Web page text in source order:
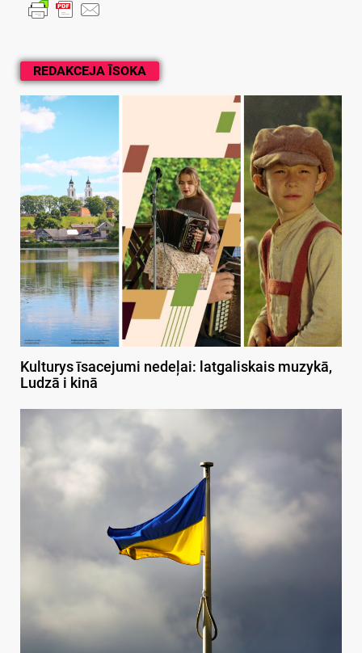
REDAKCEJA ĪSOKA
Kulturys īsacejumi nedeļai: latgaliskais muzykā,
Ludzā i kinā